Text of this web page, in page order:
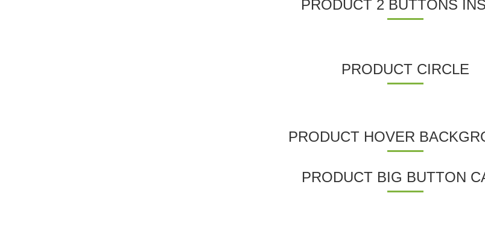
PRODUCT 2 BUTTONS
PRODUCT CIRCLE
PRODUCT HOVER
PRODUCT BIG BUTTON